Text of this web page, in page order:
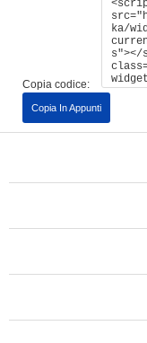
Copia codice:
Copia In Appunti